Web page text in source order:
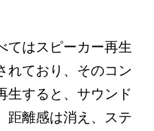
てはスピーカー再生
れており、そのコン
生すると、サウンド
距離感は消え、ステ